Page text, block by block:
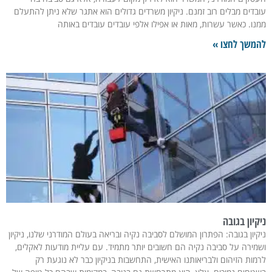
מבלים רוב זמנם. ניקיון משרדים גדולים הוא אתגר שלא ניתן להתעלם
כאשר עשרות, מאות או אפילו אלפי עובדים עובדים באותה
לחצו »
בגובה
בגובה: הפתרון המושלם לסביבה נקיה ובריאה בעולם המודרני שלנו, ניקיון
על סביבה נקיה הם חשובים יותר מתמיד. עם עליית מודעות לאקלים,
הזיהום ולבריאותנו האישית, התחשבות בניקיון כבר לא נוגעת רק